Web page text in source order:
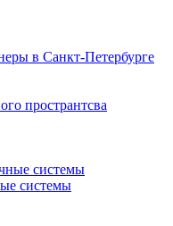
в Санкт-Петербурге
пространтсва
системы
системы